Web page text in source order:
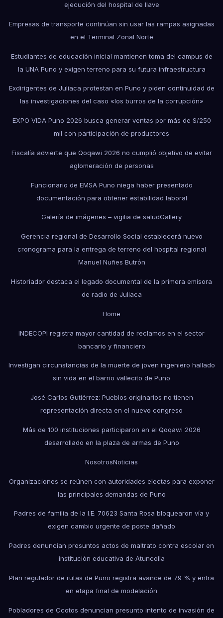
ejecución del hospital de Ilave
Empresas de transporte continúan sin usar las rampas asignadas
en el Terminal Zonal Norte
Estudiantes de educación inicial mantienen toma del campus de
la UNA Puno y exigen terreno para su futura infraestructura
Exdirigentes de Juliaca protestan en Puno y piden continuidad de
las investigaciones del caso «los burros de la corrupción»
EXPO VIDA Puno 2026 busca generar ventas por más de S/250
mil con participación de productores
Fiscalía advierte que Qoqawi 2026 no cumplió objetivo de evitar
aglomeración de personas
Funcionario de EMSA Puno niega haber presentado
documentación para obtener estabilidad laboral
Galería de imágenes – vigilia de saludGallery
Gerencia regional de Desarrollo Social establecerá nuevo
cronograma para la entrega de terreno del hospital regional
Manuel Nuñes Butrón
Historiador destaca el legado documental de la primera emisora
de radio de Juliaca
Home
INDECOPI registra mayor cantidad de reclamos en el sector
bancario y financiero
Investigan circunstancias de la muerte de joven ingeniero hallado
sin vida en el barrio vallecito de Puno
José Carlos Gutiérrez: Pueblos originarios no tienen
representación directa en el nuevo congreso
Más de 100 instituciones participaron en el Qoqawi 2026
desarrollado en la plaza de armas de Puno
NosotrosNoticias
Organizaciones se reúnen con autoridades electas para exponer
las principales demandas de Puno
Padres de familia de la I.E. 70623 Santa Rosa bloquearon vía y
exigen cambio urgente de poste dañado
Padres denuncian presuntos actos de maltrato contra escolar en
institución educativa de Atuncolla
Plan regulador de rutas de Puno registra avance de 79 % y entra
en etapa final de modelación
Pobladores de Ccotos denuncian presunto intento de invasión de